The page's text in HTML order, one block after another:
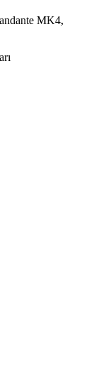
MK4,